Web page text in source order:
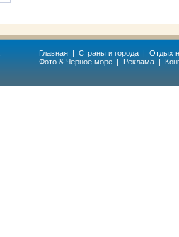
Главная | Страны и города | Отдых
Фото & Черное море | Реклама |